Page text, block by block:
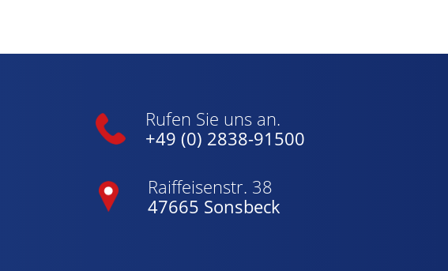
Rufen Sie uns an.
+49 (0) 2838-91500
Raiffeisenstr. 38
47665 Sonsbeck